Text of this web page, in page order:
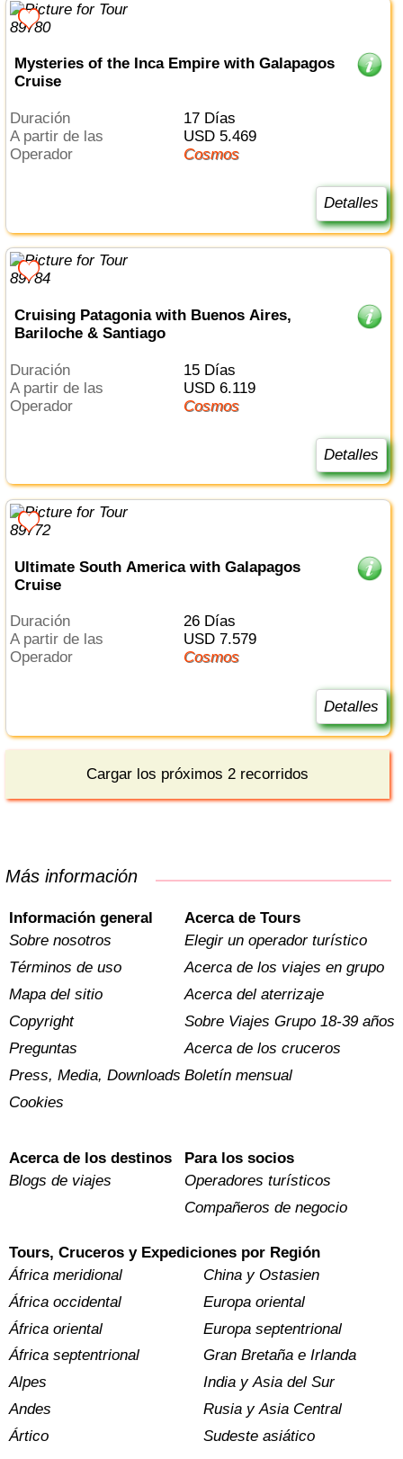
Mysteries of the Inca Empire with Galapagos
Cruise
Duración
17 Días
a partir de las
USD 5.469
Operador
Cosmos
Detalles
Cruising Patagonia with Buenos Aires,
Bariloche & Santiago
Duración
15 Días
a partir de las
USD 6.119
Operador
Cosmos
Detalles
Ultimate South America with Galapagos
Cruise
Duración
26 Días
a partir de las
USD 7.579
Operador
Cosmos
Detalles
Cargar los próximos 2 recorridos
Más información
Información general
Sobre nosotros
Términos de uso
Mapa del sitio
Copyright
Preguntas
Press, Media, Downloads
Cookies
Acerca de Tours
Elegir un operador turístico
Acerca de los viajes en grupo
Acerca del aterrizaje
Sobre Viajes Grupo 18-39 años
Acerca de los cruceros
Boletín mensual
Acerca de los destinos
Blogs de viajes
Para los socios
Operadores turísticos
Compañeros de negocio
Tours, Cruceros y Expediciones por Región
África meridional
África occidental
África oriental
África septentrional
Alpes
Andes
Ártico
China y Ostasien
Europa oriental
Europa septentrional
Gran Bretaña e Irlanda
India y Asia del Sur
Rusia y Asia Central
Sudeste asiático